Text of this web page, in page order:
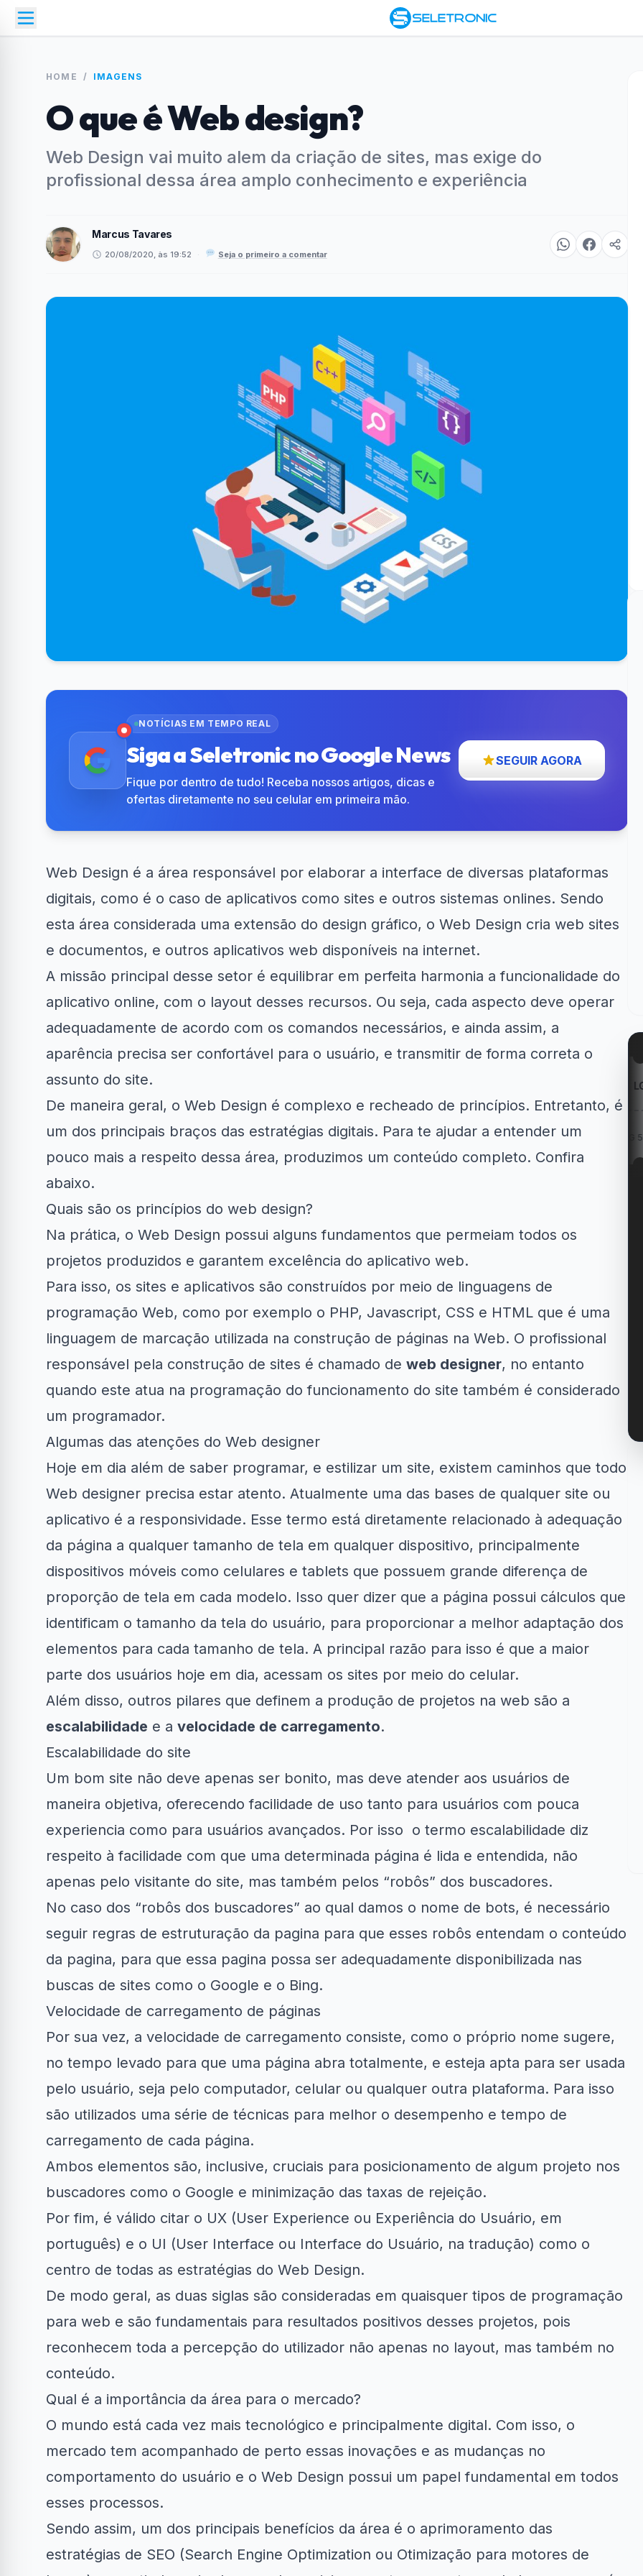
HOME / IMAGENS
O que é Web design?
Web Design vai muito alem da criação de sites, mas exige do
profissional dessa área amplo conhecimento e experiência
Marcus Tavares
20/08/2020, às 19:52 · Seja o primeiro a comentar
NOTÍCIAS EM TEMPO REAL
Siga a Seletronic no Google News
Fique por dentro de tudo! Receba nossos artigos, dicas e
ofertas diretamente no seu celular em primeira mão.
SEGUIR AGORA
Web Design é a área responsável por elaborar a interface de diversas plataformas
digitais, como é o caso de aplicativos como sites e outros sistemas onlines. Sendo
esta área considerada uma extensão do design gráfico, o Web Design cria web sites
e documentos, e outros aplicativos web disponíveis na internet.
A missão principal desse setor é equilibrar em perfeita harmonia a funcionalidade do
aplicativo online, com o layout desses recursos. Ou seja, cada aspecto deve operar
adequadamente de acordo com os comandos necessários, e ainda assim, a
aparência precisa ser confortável para o usuário, e transmitir de forma correta o
assunto do site.
De maneira geral, o Web Design é complexo e recheado de princípios. Entretanto, é
um dos principais braços das estratégias digitais. Para te ajudar a entender um
pouco mais a respeito dessa área, produzimos um conteúdo completo. Confira
abaixo.
Quais são os princípios do web design?
Na prática, o Web Design possui alguns fundamentos que permeiam todos os
projetos produzidos e garantem excelência do aplicativo web.
Para isso, os sites e aplicativos são construídos por meio de linguagens de
programação Web, como por exemplo o PHP, Javascript, CSS e HTML que é uma
linguagem de marcação utilizada na construção de páginas na Web. O profissional
responsável pela construção de sites é chamado de web designer, no entanto
quando este atua na programação do funcionamento do site também é considerado
um programador.
Algumas das atenções do Web designer
Hoje em dia além de saber programar, e estilizar um site, existem caminhos que todo
Web designer precisa estar atento. Atualmente uma das bases de qualquer site ou
aplicativo é a responsividade. Esse termo está diretamente relacionado à adequação
da página a qualquer tamanho de tela em qualquer dispositivo, principalmente
dispositivos móveis como celulares e tablets que possuem grande diferença de
proporção de tela em cada modelo. Isso quer dizer que a página possui cálculos que
identificam o tamanho da tela do usuário, para proporcionar a melhor adaptação dos
elementos para cada tamanho de tela. A principal razão para isso é que a maior
parte dos usuários hoje em dia, acessam os sites por meio do celular.
Além disso, outros pilares que definem a produção de projetos na web são a
escalabilidade e a velocidade de carregamento.
Escalabilidade do site
Um bom site não deve apenas ser bonito, mas deve atender aos usuários de
maneira objetiva, oferecendo facilidade de uso tanto para usuários com pouca
experiencia como para usuários avançados. Por isso o termo escalabilidade diz
respeito à facilidade com que uma determinada página é lida e entendida, não
apenas pelo visitante do site, mas também pelos “robôs” dos buscadores.
No caso dos “robôs dos buscadores” ao qual damos o nome de bots, é necessário
seguir regras de estruturação da pagina para que esses robôs entendam o conteúdo
da pagina, para que essa pagina possa ser adequadamente disponibilizada nas
buscas de sites como o Google e o Bing.
Velocidade de carregamento de páginas
Por sua vez, a velocidade de carregamento consiste, como o próprio nome sugere,
no tempo levado para que uma página abra totalmente, e esteja apta para ser usada
pelo usuário, seja pelo computador, celular ou qualquer outra plataforma. Para isso
são utilizados uma série de técnicas para melhor o desempenho e tempo de
carregamento de cada página.
Ambos elementos são, inclusive, cruciais para posicionamento de algum projeto nos
buscadores como o Google e minimização das taxas de rejeição.
Por fim, é válido citar o UX (User Experience ou Experiência do Usuário, em
português) e o UI (User Interface ou Interface do Usuário, na tradução) como o
centro de todas as estratégias do Web Design.
De modo geral, as duas siglas são consideradas em quaisquer tipos de programação
para web e são fundamentais para resultados positivos desses projetos, pois
reconhecem toda a percepção do utilizador não apenas no layout, mas também no
conteúdo.
Qual é a importância da área para o mercado?
O mundo está cada vez mais tecnológico e principalmente digital. Com isso, o
mercado tem acompanhado de perto essas inovações e as mudanças no
comportamento do usuário e o Web Design possui um papel fundamental em todos
esses processos.
Sendo assim, um dos principais benefícios da área é o aprimoramento das
estratégias de SEO (Search Engine Optimization ou Otimização para motores de
Clube Samsung
34% OFF em Lava e...
R$50 OFF no Magazine
Amazon Now: Entregas
20% OFF na campanha
Cupom LG 5% OFF na...